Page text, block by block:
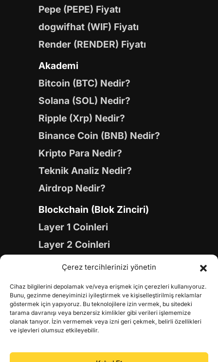
Çerez tercihlerinizi yönetin
Cihaz bilgilerini depolamak ve/veya erişmek için çerezleri kullanıyoruz.
Bunu, gezinme deneyiminizi iyileştirmek ve kişiselleştirilmiş reklamlar
göstermek için yapıyoruz. Bu teknolojilere izin vermek, bu sitedeki
tarama davranışı veya benzersiz kimlikler gibi verileri işlememize
olanak tanıyor. İzin vermemek veya izni geri çekmek, belirli özellikleri
ve işlevleri olumsuz etkileyebilir.
Pepe (PEPE) Fiyatı
dogwifhat (WIF) Fiyatı
Render (RENDER) Fiyatı
Akademi
Bitcoin (BTC) Nedir?
Solana (SOL) Nedir?
Ripple (Xrp) Nedir?
Binance Coin (BNB) Nedir?
Kripto Para Nedir?
Teknik Analiz Nedir?
Airdrop Nedir?
Blockchain (Blok Zinciri)
Layer 1 Coinleri
Layer 2 Coinleri
Yapay Zeka (AI) Coinleri
Gaming Coinleri
RWA Coinleri
DeFi Coinleri
DePIN Coinleri